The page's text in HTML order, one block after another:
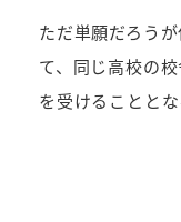
ただ単願だろう
て、同じ高校の
を受けることとな